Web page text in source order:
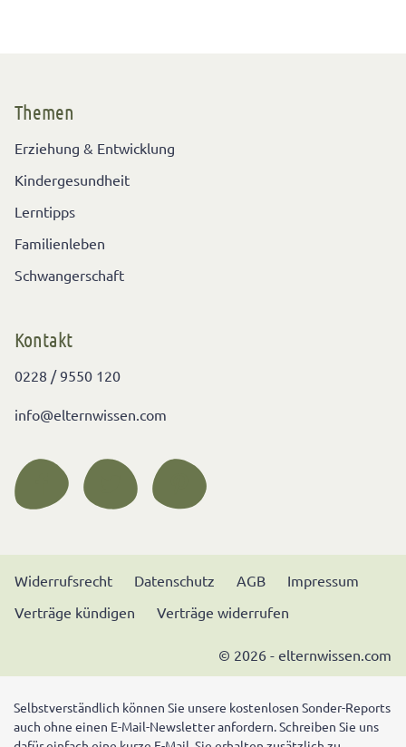
Themen
Erziehung & Entwicklung
Kindergesundheit
Lerntipps
Familienleben
Schwangerschaft
Kontakt
0228 / 9550 120
info@elternwissen.com
Widerrufsrecht Datenschutz AGB
Impressum
Verträge kündigen
Verträge widerrufen
© 2026 - elternwissen.com
Selbstverständlich können Sie unsere kostenlosen Sonder-Reports
auch ohne einen E-Mail-Newsletter anfordern. Schreiben Sie uns